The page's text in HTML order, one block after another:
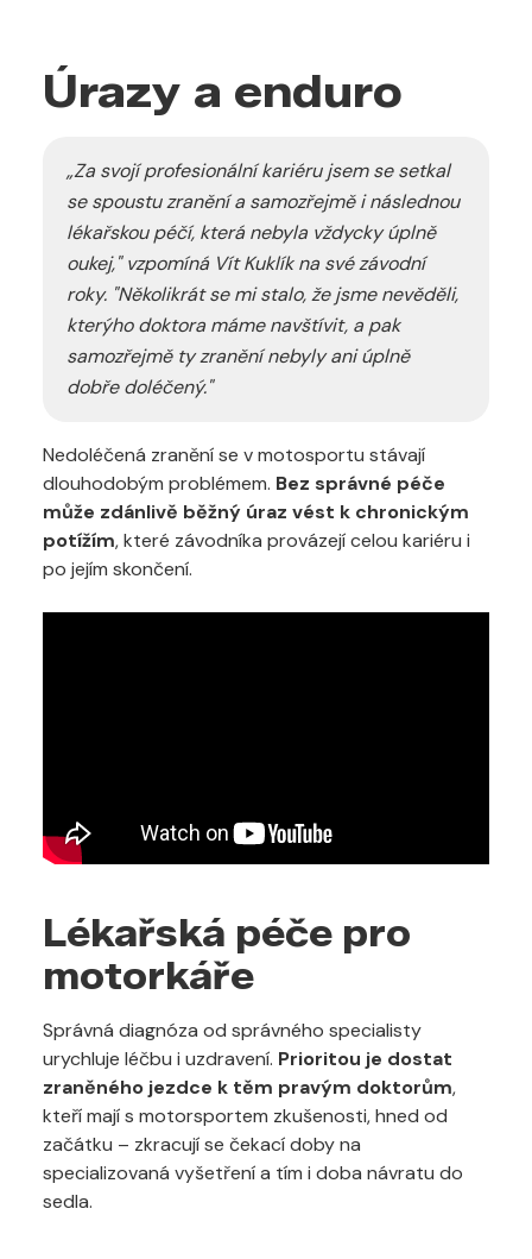
Úrazy a enduro
„Za svojí profesionální kariéru jsem se setkal
se spoustu zranění a samozřejmě i následnou
lékařskou péčí, která nebyla vždycky úplně
oukej," vzpomíná Vít Kuklík na své závodní
roky. "Několikrát se mi stalo, že jsme nevěděli,
kterýho doktora máme navštívit, a pak
samozřejmě ty zranění nebyly ani úplně
dobře doléčený."
Nedoléčená zranění se v motosportu stávají
dlouhodobým problémem. Bez správné péče
může zdánlivě běžný úraz vést k chronickým
potížím, které závodníka provázejí celou kariéru i
po jejím skončení.
Lékařská péče pro
motorkáře
Správná diagnóza od správného specialisty
urychluje léčbu i uzdravení. Prioritou je dostat
zraněného jezdce k těm pravým doktorům,
kteří mají s motorsportem zkušenosti, hned od
začátku – zkracují se čekací doby na
specializovaná vyšetření a tím i doba návratu do
sedla.